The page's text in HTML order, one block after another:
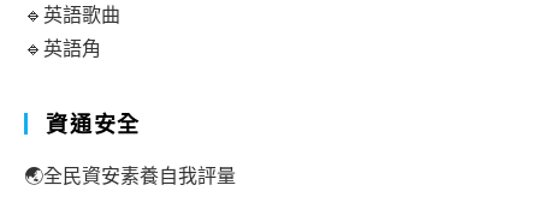
🔹英語歌曲
🔹英語角
資通安全
🌏全民資安素養自我評量